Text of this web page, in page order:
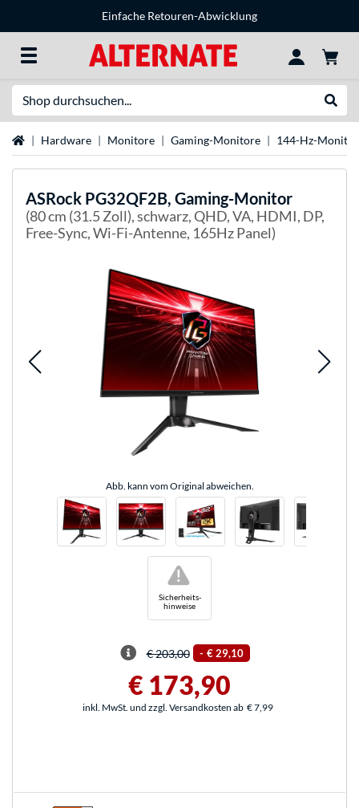
Einfache Retouren-Abwicklung
StartseiteHardware Monitore Gaming-Monitore 144-Hz-
ASRock PG32QF2B, Gaming-Monitor
(80 cm (31.5 Zoll), schwarz, QHD, VA, HDMI, DP,
Free-Sync, Wi-Fi-Antenne, 165Hz Panel)
Abb. kann vom Original abweichen.
Sicherheits-
hinweise
!
€ 203,00 - € 29,10
€ 173,90
inkl. MwSt. und zzgl. Versandkosten ab € 7,99